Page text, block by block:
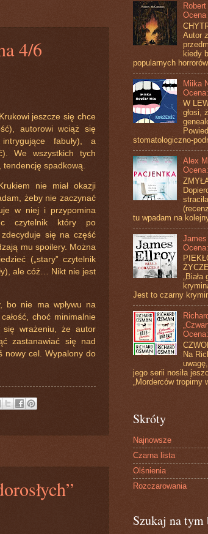
4/6
jeszcze się chce
autorowi wciąż się
fabuły), a
We wszystkich tych
spadkową.
nie miał okazji
żeby nie zaczynać
w niej i przypomina
czytelnik który po
zdecyduje się na część
mu spoilery. Można
(„stary” czytelnik
ale cóż… Nikt nie jest
bo nie ma wpływu na
choć minimalnie
się wrażeniu, że autor
zastanawiać się nad
nowy cel. Wypalony do
Ocena
Autor
kiedy
popularnych
Miika
W
głosi,
stomatologiczno-
Alex
tu wpadam na kolejny
James
Jest to czarny
Na
jego serii nosiła
„Morderców tropimy
Skróty
Najnowsze
Czarna lista
Olśnienia
Rozczarowania
Szukaj na tym